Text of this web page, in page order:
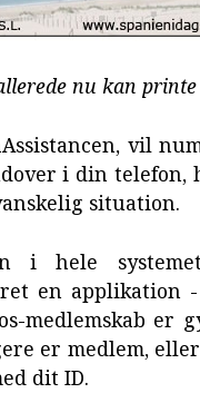
nu kan
vil
i din telefon,
situation.
i hele
en applikation
medlemskab er
er medlem,
dit ID.